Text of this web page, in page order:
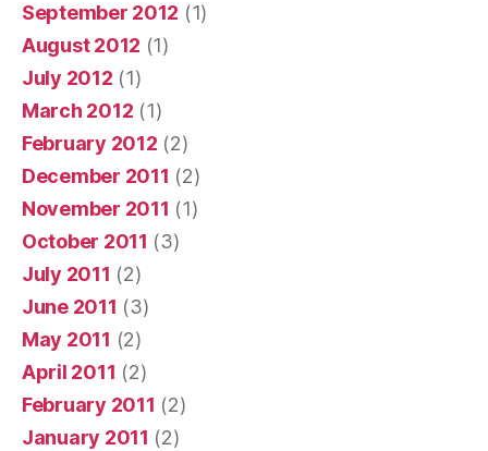
September 2012 (1)
August 2012 (1)
July 2012 (1)
March 2012 (1)
February 2012 (2)
December 2011 (2)
November 2011 (1)
October 2011 (3)
July 2011 (2)
June 2011 (3)
May 2011 (2)
April 2011 (2)
February 2011 (2)
January 2011 (2)